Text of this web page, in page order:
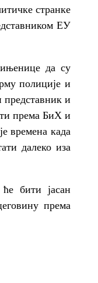
странке
ЕУ
да су
полиције и
представник и
према БиХ и
времена када
далеко иза
бити јасан
према